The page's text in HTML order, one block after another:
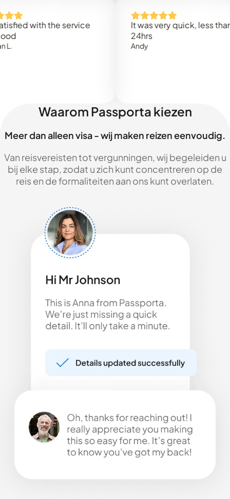
with the service
It was very quick, less than
Waarom Passporta kiezen
Meer dan alleen visa - wij maken reizen eenvoudig.
Van reisvereisten tot vergunningen, wij begeleiden u
bij elke stap, zodat u zich kunt concentreren op de
reis en de formaliteiten aan ons kunt overlaten.